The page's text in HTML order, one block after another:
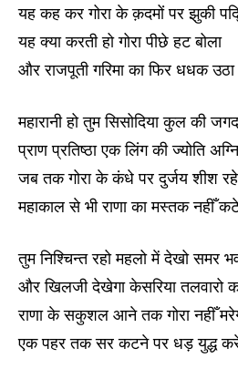
यह कह कर गोरा के क़दमों पर झुकी
यह क्या करती हो गोरा पीछे हट बोला
और राजपूती गरिमा का फिर धधक उठा
महारानी हो तुम सिसोदिया कुल की
प्राण प्रतिष्ठा एक लिंग की ज्योति
जब तक गोरा के कंधे पर दुर्जय शीश
महाकाल से भी राणा का मस्तक नहीँ
तुम निश्चिन्त रहो महलो में देखो समर
और खिलजी देखेगा केसरिया तलवारो
राणा के सकुशल आने तक गोरा नहीँ
एक पहर तक सर कटने पर धड़ युद्ध